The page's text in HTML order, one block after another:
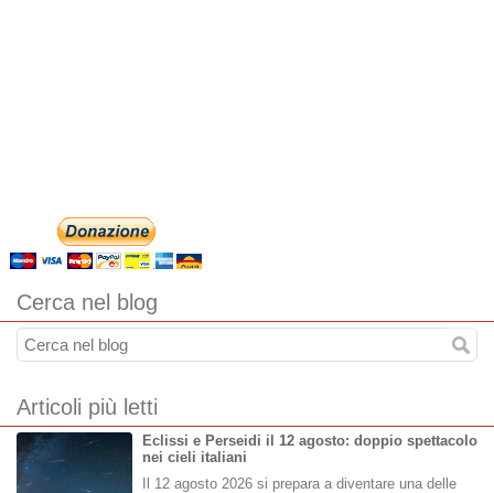
Cerca nel blog
Articoli più letti
Eclissi e Perseidi il 12 agosto: doppio spettacolo
nei cieli italiani
Il 12 agosto 2026 si prepara a diventare una delle